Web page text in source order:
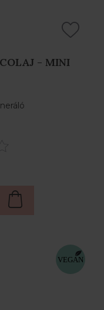
- MINI